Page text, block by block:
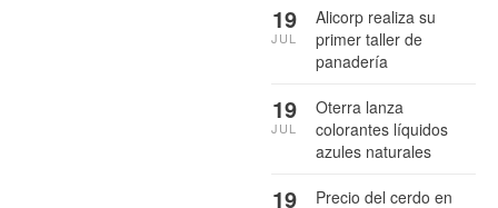
Alicorp realiza su
primer taller de
panadería
19
JUL
Oterra lanza
colorantes líquidos
azules naturales
19
JUL
Precio del cerdo en
19